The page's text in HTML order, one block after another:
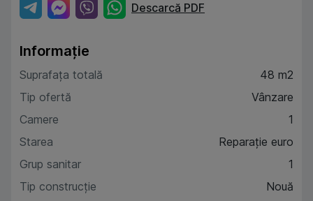
Descarcă PDF
Informație
Suprafața totală
48 m2
Tip ofertă
Vânzare
Camere
1
Starea
Reparație euro
Grup sanitar
1
Tip construcție
Nouă